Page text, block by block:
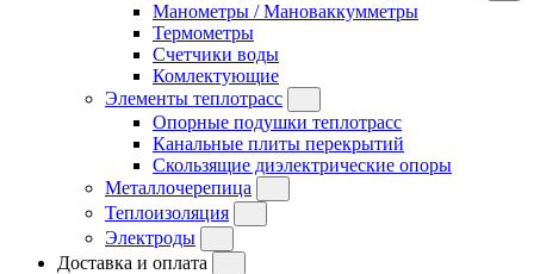
Манометры / Мановаккумметры
Термометры
Счетчики воды
Комлектующие
Элементы теплотрасс
Опорные подушки теплотрасс
Канальные плиты перекрытий
Скользящие диэлектрические опоры
Металлочерепица
Теплоизоляция
Электроды
Доставка и оплата